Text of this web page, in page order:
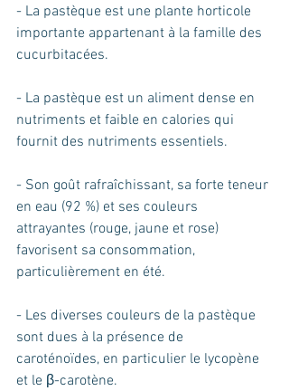
- La pastèque est une plante horticole
importante appartenant à la famille des
cucurbitacées.
- La pastèque est un aliment dense en
nutriments et faible en calories qui
fournit des nutriments essentiels.
- Son goût rafraîchissant, sa forte teneur
en eau (92 %) et ses couleurs
attrayantes (rouge, jaune et rose)
favorisent sa consommation,
particulièrement en été.
- Les diverses couleurs de la pastèque
sont dues à la présence de
caroténoïdes, en particulier le lycopène
et le β-carotène.